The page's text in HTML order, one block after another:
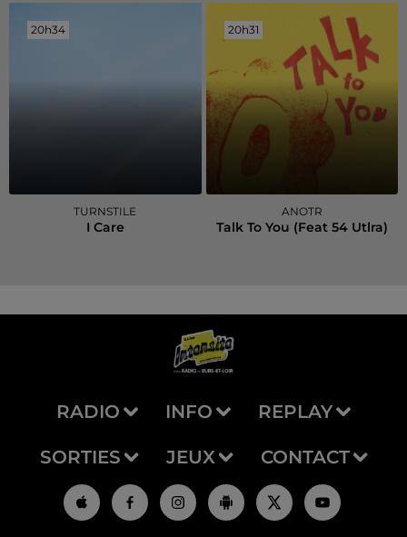
20h34
20h34
TURNSTILE
I Care
20h31
20h31
ANOTR
Talk To You (feat 54 Utlra)
RADIO INFO REPLAY
SORTIES JEUX CONTACT